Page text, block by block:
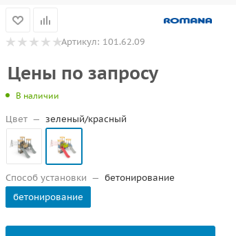
Артикул: 101.62.09
Цены по запросу
В наличии
Цвет — зеленый/красный
Способ установки — бетонирование
бетонирование